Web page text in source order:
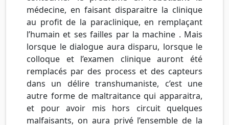
médecine, en faisant disparaitre la clinique
au profit de la paraclinique, en remplaçant
l’humain et ses failles par la machine . Mais
lorsque le dialogue aura disparu, lorsque le
colloque et l’examen clinique auront été
remplacés par des process et des capteurs
dans un délire transhumaniste, c’est une
autre forme de maltraitance qui apparaitra,
et pour avoir mis hors circuit quelques
malfaisants, on aura privé l’ensemble de la